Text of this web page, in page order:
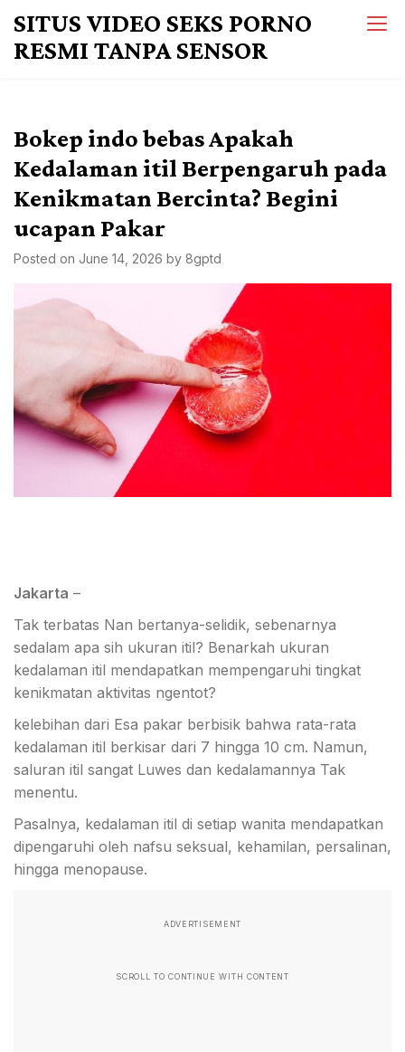
content
SITUS VIDEO SEKS PORNO
RESMI TANPA SENSOR
Bokep indo bebas Apakah
Kedalaman itil Berpengaruh pada
Kenikmatan Bercinta? Begini
ucapan Pakar
Posted on June 14, 2026 by 8gptd
Jakarta –
Tak terbatas Nan bertanya-selidik, sebenarnya
sedalam apa sih ukuran itil? Benarkah ukuran
kedalaman itil mendapatkan mempengaruhi tingkat
kenikmatan aktivitas ngentot?
kelebihan dari Esa pakar berbisik bahwa rata-rata
kedalaman itil berkisar dari 7 hingga 10 cm. Namun,
saluran itil sangat Luwes dan kedalamannya Tak
menentu.
Pasalnya, kedalaman itil di setiap wanita mendapatkan
dipengaruhi oleh nafsu seksual, kehamilan, persalinan,
hingga menopause.
ADVERTISEMENT
SCROLL TO CONTINUE WITH CONTENT